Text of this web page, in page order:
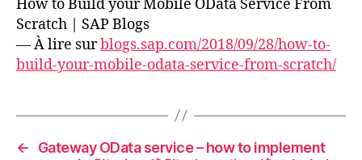
Build
Mobile
OData
Service
SAP
How to Build your Mobile OData Service From
Scratch | SAP Blogs
— À lire surblogs.sap.com/2018/09/28/how-to-
build-your-mobile-odata-service-from-scratch/
←
Gateway OData service – how to implement